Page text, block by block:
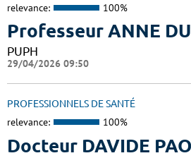
relevance: 100%
Professeur ANNE
PUPH
29/04/2026 09:50
PROFESSIONNELS DE SANTÉ
relevance: 100%
Docteur DAVIDE